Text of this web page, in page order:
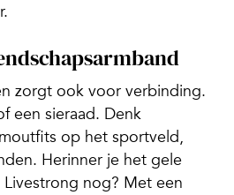
zorgt ook voor verbinding.
een sieraad. Denk
op het sportveld,
Herinner je het gele
nog? Met een